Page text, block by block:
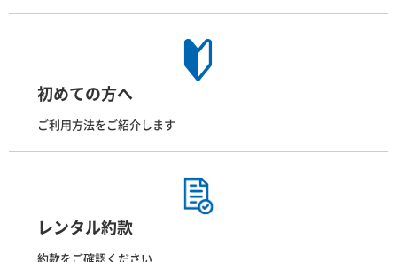
初めての方へ
ご利用方法をご紹介します
レンタル約款
約款をご確認ください